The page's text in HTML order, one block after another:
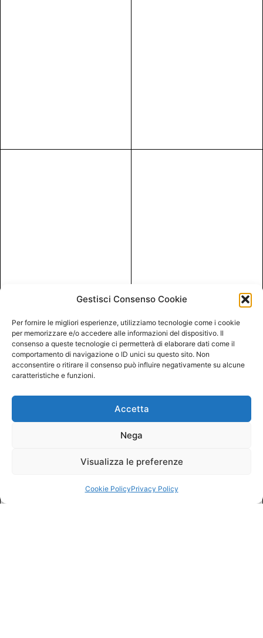
Gestisci Consenso Cookie
Per fornire le migliori esperienze, utilizziamo tecnologie come i cookie
per memorizzare e/o accedere alle informazioni del dispositivo. Il
consenso a queste tecnologie ci permetterà di elaborare dati come il
comportamento di navigazione o ID unici su questo sito. Non
acconsentire o ritirare il consenso può influire negativamente su alcune
caratteristiche e funzioni.
Accetta
Nega
Visualizza le preferenze
Cookie PolicyPrivacy Policy